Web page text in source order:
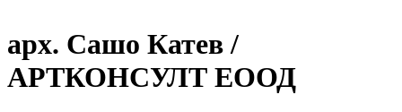
арх. Сашо Катев /
АРТКОНСУЛТ ЕООД